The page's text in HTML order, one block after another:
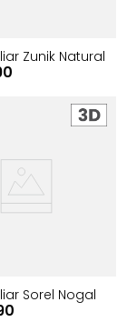
Zunik Natural
Sorel Nogal